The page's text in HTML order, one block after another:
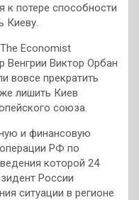
к потере способности
Киеву.
Economist
Венгрии Виктор Орбан
вовсе прекратить
лишить Киев
союза.
и финансовую
РФ по
которой 24
России
ситуации в регионе